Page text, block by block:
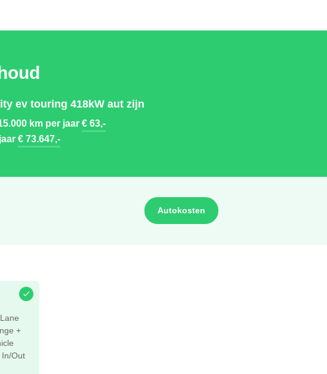
ev touring 418kW aut zijn
km per jaar€ 63,-
€ 73.647,-
Autokosten
+
Out